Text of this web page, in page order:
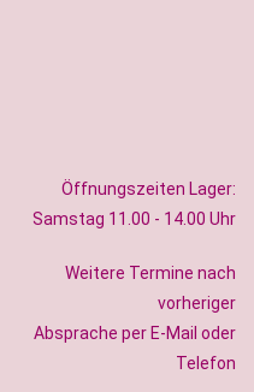
Öffnungszeiten Lager:
Samstag 11.00 - 14.00 Uhr
Weitere Termine nach
vorheriger
Absprache per E-Mail oder
Telefon